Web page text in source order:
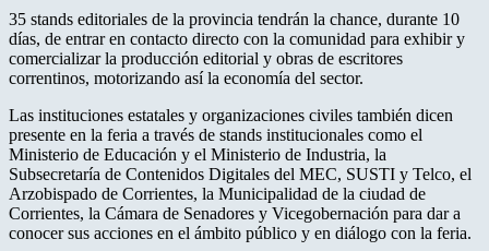
35 stands editoriales de la provincia tendrán la chance, durante 10
días, de entrar en contacto directo con la comunidad para exhibir y
comercializar la producción editorial y obras de escritores
correntinos, motorizando así la economía del sector.
Las instituciones estatales y organizaciones civiles también dicen
presente en la feria a través de stands institucionales como el
Ministerio de Educación y el Ministerio de Industria, la
Subsecretaría de Contenidos Digitales del MEC, SUSTI y Telco, el
Arzobispado de Corrientes, la Municipalidad de la ciudad de
Corrientes, la Cámara de Senadores y Vicegobernación para dar a
conocer sus acciones en el ámbito público y en diálogo con la feria.